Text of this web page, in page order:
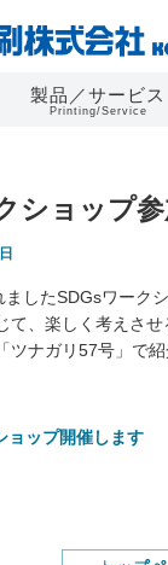
製品／サービス
Printing/Service
ショップ
したSDGsワーク
て、楽しく考えさ
ツナガリ57号」で
ョップ開催します